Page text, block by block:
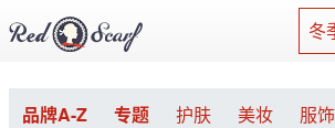
冬
品牌A-Z 专题 护肤 美妆 服饰